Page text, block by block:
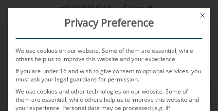
Přeskočit
+49 (0) 8638 604-0 Čeština
MENU
This
Privacy Preference
We use cookies on our website. Some of them are essential, while
others help us to improve this website and your experience.
If you are under 16 and wish to give consent to optional services, you
must ask your legal guardians for permission.
We use cookies and other technologies on our website. Some of
them are essential, while others help us to improve this website and
your experience. Personal data may be processed (e.g. IP